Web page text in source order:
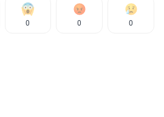
0 0 0